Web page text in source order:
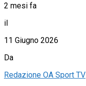
2 mesi fa
il
11 Giugno 2026
Da
Redazione OA Sport TV